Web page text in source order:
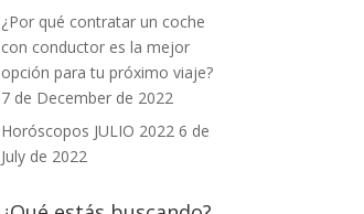
¿Por qué contratar un coche
con conductor es la mejor
opción para tu próximo viaje?
7 de December de 2022
Horóscopos JULIO 2022 6 de
July de 2022